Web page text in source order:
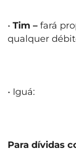
• Tim – fará
qualquer
• Iguá:
Para dívidas